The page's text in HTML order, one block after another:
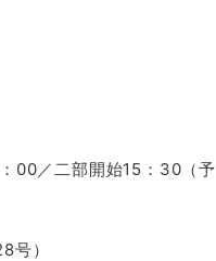
00／二部開始15：30（予
）